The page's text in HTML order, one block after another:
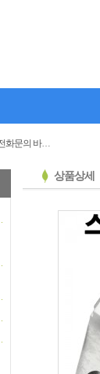
찾으시는 상품이 없는경우 전화문의 바랍니다
상품상세